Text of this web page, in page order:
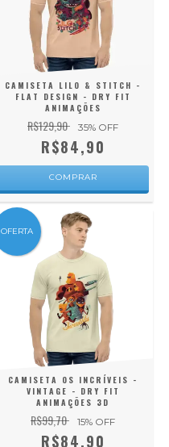
CAMISETA LILO & STITCH -
FLAT DESIGN - DRY FIT
ANIMAÇÕES
R$129,90 35% OFF
R$84,90
COMPRAR
OFERTA
CAMISETA OS INCRÍVEIS -
VINTAGE - DRY FIT
ANIMAÇÕES 3D
R$99,70 15% OFF
R$84,90